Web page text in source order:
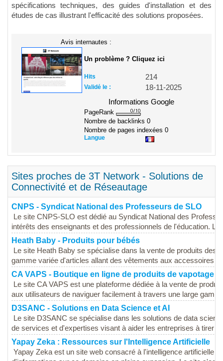
spécifications techniques, des guides d'installation et des
études de cas illustrant l'efficacité des solutions proposées.
Avis internautes :
Un problème ? Cliquez ici
Hits 214
Validé le :
18-11-2025
Informations Google
PageRank
Nombre de backlinks 0
Nombre de pages indexées 0
Langue
Sites proches de 3T Network - Solutions de
Connectivité et de Réseautage
CNPS - Syndicat National des Professeurs de SLO
Le site CNPS-SLO est dédié au Syndicat National des
intérêts des enseignants et des professionnels de l'éducation. Le
Heath Baby - Produits pour bébés
Le site Heath Baby se spécialise dans la vente de produits
gamme variée d'articles allant des vêtements aux accessoires
CA VAPS - Boutique en ligne de produits de vapotage
Le site CA VAPS est une plateforme dédiée à la vente de
aux utilisateurs de naviguer facilement à travers une large
D3SANC - Solutions en Data Science et AI
Le site D3SANC se spécialise dans les solutions de data
de services et d'expertises visant à aider les entreprises à tirer
Yapay Zeka : Ressources sur l'Intelligence Artificielle
Yapay Zeka est un site web consacré à l'intelligence artificielle